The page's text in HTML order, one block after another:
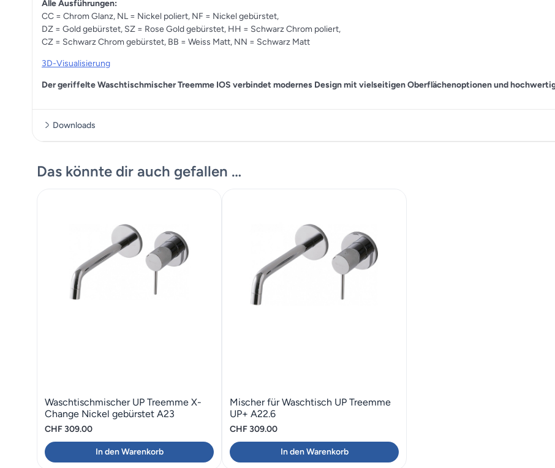
Alle Ausführungen:
CC = Chrom Glanz, NL = Nickel poliert, NF = Nickel gebürstet,
DZ = Gold gebürstet, SZ = Rose Gold gebürstet, HH = Schwarz Chrom poliert,
CZ = Schwarz Chrom gebürstet, BB = Weiss Matt, NN = Schwarz Matt
3D-Visualisierung
Der geriffelte Waschtischmischer Treemme IOS verbindet modernes Design mit vielseitigen Oberflächenoptionen und
Downloads
Montageanleitung
Das könnte dir auch gefallen …
Waschtischmischer UP Treemme X-
Change Nickel gebürstet A23
CHF309.00
In den Warenkorb
Mischer für Waschtisch UP Treemme
UP+ A22.6
CHF309.00
In den Warenkorb